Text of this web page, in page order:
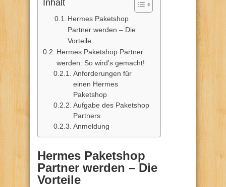
Inhalt
Hermes Paketshop
Partner werden – Die
Vorteile
Hermes Paketshop Partner
werden: So wird's gemacht!
Anforderungen für
einen Hermes
Paketshop
Aufgabe des Paketshop
Partners
Anmeldung
Hermes Paketshop
Partner werden – Die
Vorteile